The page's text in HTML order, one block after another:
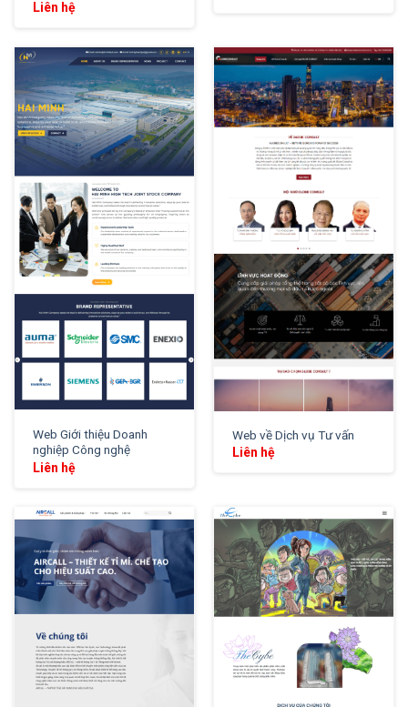
Liên hệ
Web Giới thiệu Doanh
nghiệp Công nghệ
Liên hệ
XEM THỬ
Web về Dịch vụ Tư vấn
Liên hệ
XEM THỬ
XEM THỬ XEM THỬ